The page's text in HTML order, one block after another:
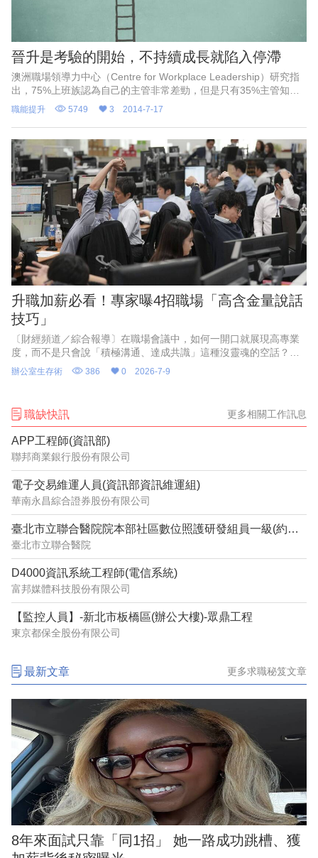
晉升是考驗的開始，不持續成長就陷入停滯
澳洲職場領導力中心（Centre for Workplace Leadership）研究指
出，75%上班族認為自己的主管非常差勁，但是只有35%主管知道
自己需要變得更好。有趣的是，有75%的上班族認為
職能提升 5749 3 2014-7-17
升職加薪必看！專家曝4招職場「高含金量說話
技巧」
〔財經頻道／綜合報導〕在職場會議中，如何一開口就展現高專業
度，而不是只會說「積極溝通、達成共識」這種沒靈魂的空話？專
家表示，職場成功人士的聰明表達，關鍵在於「清晰的全局思維與
推動事情的智慧」，只要在會
辦公室生存術 386 0 2026-7-9
職缺快訊 更多相關工作訊息
APP工程師(資訊部)
聯邦商業銀行股份有限公司
電子交易維運人員(資訊部資訊維運組)
華南永昌綜合證券股份有限公司
臺北市立聯合醫院院本部社區數位照護研發組員一級(約用)管理師(系統分析設計)1150632
臺北市立聯合醫院
D4000資訊系統工程師(電信系統)
富邦媒體科技股份有限公司
【監控人員】-新北市板橋區(辦公大樓)-眾鼎工程
東京都保全股份有限公司
最新文章 更多求職秘笈文章
8年來面試只靠「同1招」 她一路成功跳槽、獲